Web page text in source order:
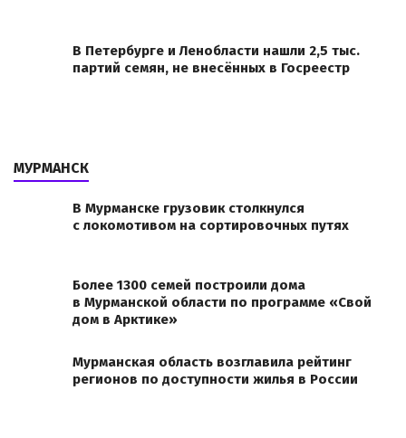
В Петербурге и Ленобласти нашли 2,5 тыс.
партий семян, не внесённых в Госреестр
МУРМАНСК
В Мурманске грузовик столкнулся
с локомотивом на сортировочных путях
Более 1300 семей построили дома
в Мурманской области по программе «Свой
дом в Арктике»
Мурманская область возглавила рейтинг
регионов по доступности жилья в России